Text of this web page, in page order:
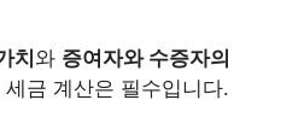
치 와 증여자와 수증자의
금 계산은 필수입니다.